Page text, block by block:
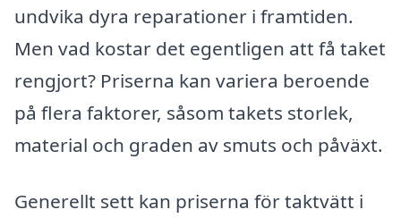
undvika dyra reparationer i framtiden.
Men vad kostar det egentligen att få taket
rengjort? Priserna kan variera beroende
på flera faktorer, såsom takets storlek,
material och graden av smuts och påväxt.
Generellt sett kan priserna för taktvätt i